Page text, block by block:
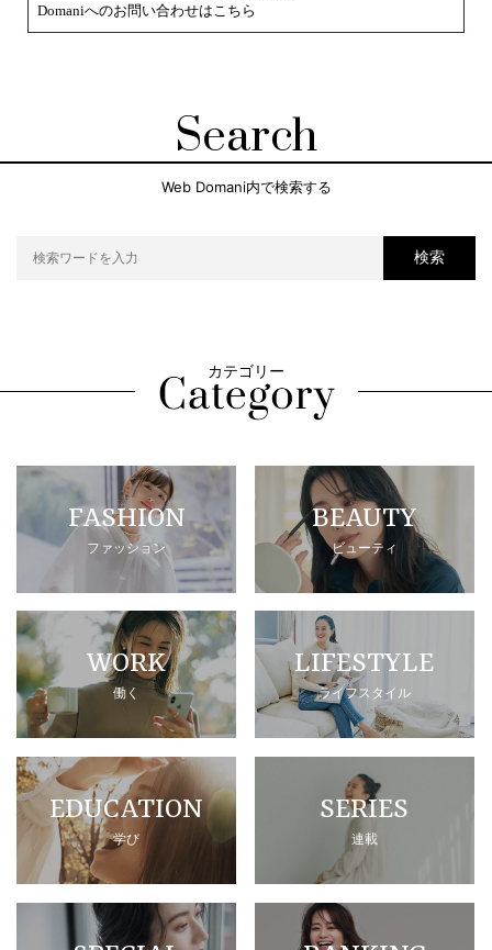
Domaniへのお問い合わせはこちら
Search
Web Domani内で検索する
検索
カテゴリー
FASHION
ファッション
BEAUTY
ビューティ
WORK
働く
LIFESTYLE
ライフスタイル
EDUCATION
学び
SERIES
連載